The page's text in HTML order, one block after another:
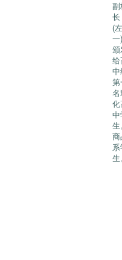
副
长
(左
一)
颁
给
中
第
名
化
中
生
商
系
生